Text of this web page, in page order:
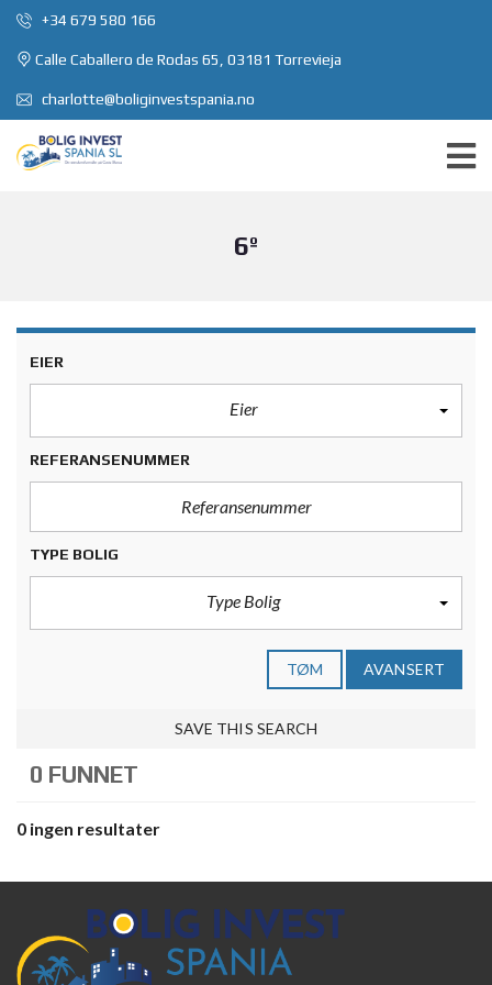
+34 679 580 166
Calle Caballero de Rodas 65, 03181 Torrevieja
charlotte@boliginvestspania.no
6º
EIER
Eier
REFERANSENUMMER
TYPE BOLIG
Type Bolig
TØM AVANSERT
SAVE THIS SEARCH
0 FUNNET
0 ingen resultater